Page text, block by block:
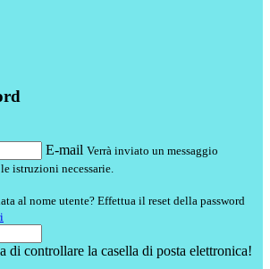
E-mail Verrà inviato un messaggio
istruzioni necessarie.
al nome utente? Effettua il reset della password
di controllare la casella di posta elettronica!